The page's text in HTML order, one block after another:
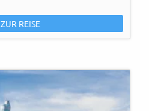
ZUR REISE